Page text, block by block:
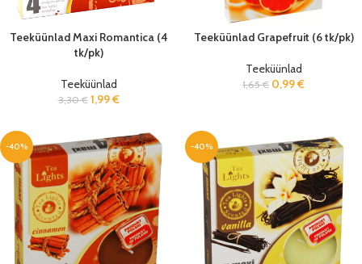
Teeküünlad Maxi Romantica (4
tk/pk)
Teeküünlad
3,30€ 1,99€
Teeküünlad Grapefruit (6 tk/pk)
Teeküünlad
1,65€ 0,99€
-40% -40%